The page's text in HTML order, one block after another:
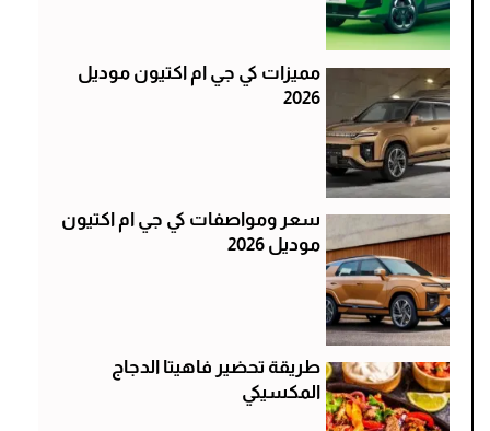
مميزات كي جي ام اكتيون موديل
2026
سعر ومواصفات كي جي ام اكتيون
موديل 2026
طريقة تحضير فاهيتا الدجاج
المكسيكي